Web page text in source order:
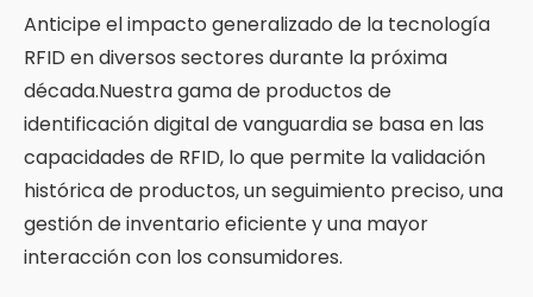
Anticipe el impacto generalizado de la tecnología
RFID en diversos sectores durante la próxima
década.Nuestra gama de productos de
identificación digital de vanguardia se basa en las
capacidades de RFID, lo que permite la validación
histórica de productos, un seguimiento preciso, una
gestión de inventario eficiente y una mayor
interacción con los consumidores.